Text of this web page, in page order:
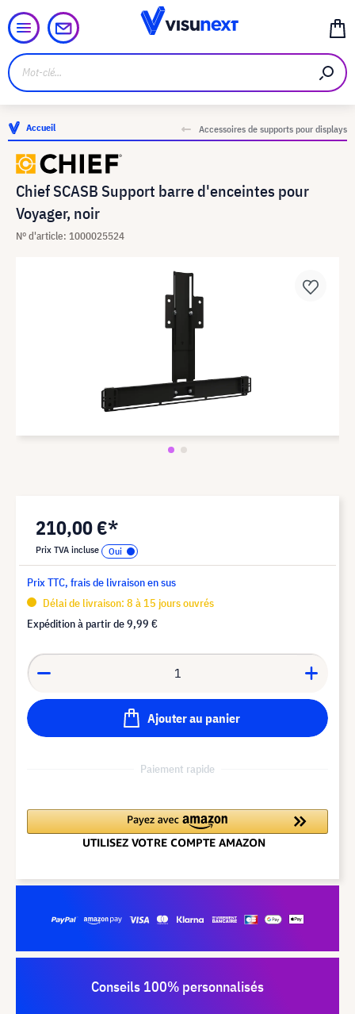
Accueil Accessoires de supports pour displays
Chief SCASB Support barre d'enceintes pour
Voyager, noir
N° d'article: 1000025524
210,00 €*
Prix TVA incluse
Prix TTC, frais de livraison en sus
Délai de livraison: 8 à 15 jours ouvrés
Expédition à partir de9,99 €
Ajouter au panier
Paiement rapide
Conseils 100% personnalisés